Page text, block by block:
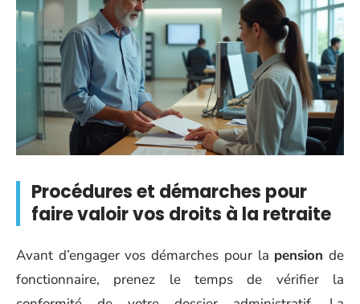
Procédures et démarches pour
faire valoir vos droits à la retraite
Avant d’engager vos démarches pour la pension de
fonctionnaire, prenez le temps de vérifier la